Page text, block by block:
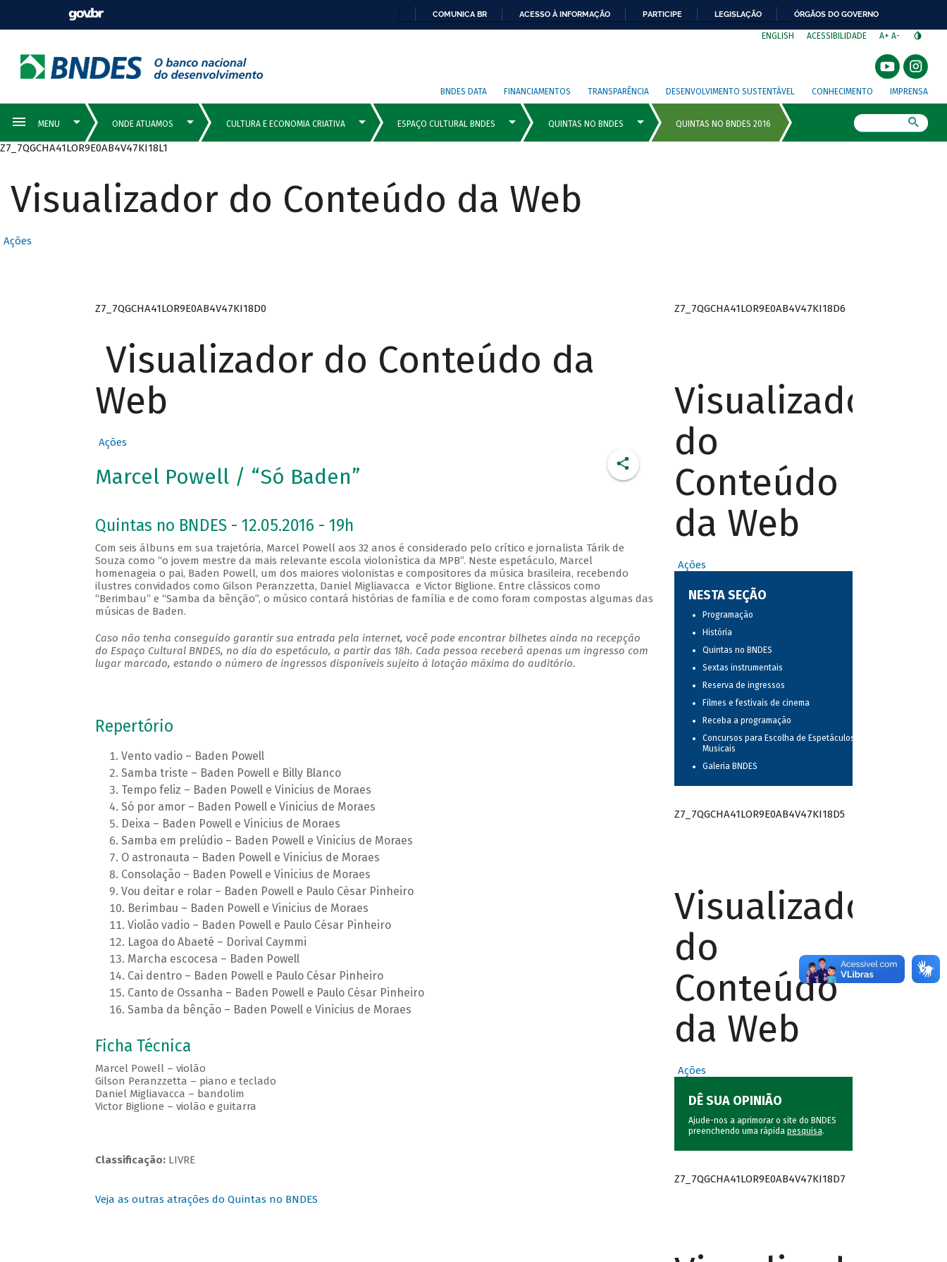
COMUNICA BR ACESSO À INFORMAÇÃO PARTICIPE LEGISLAÇÃO ÓRGÃOS DO GOVERNO
ENGLISH ACESSIBILIDADE A+ A-
BNDES DATA FINANCIAMENTOS TRANSPARÊNCIA DESENVOLVIMENTO SUSTENTÁVEL CONHECIMENTO IMPRENSA
Z7_7QGCHA41LOR9E0AB4V47KI18L1
Visualizador do Conteúdo da Web
Ações
Z7_7QGCHA41LOR9E0AB4V47KI18D0
Visualizador do Conteúdo da
Web
Ações
Marcel Powell / “Só Baden”
Quintas no BNDES - 12.05.2016 - 19h
Com seis álbuns em sua trajetória, Marcel Powell aos 32 anos é considerado pelo crítico e jornalista Tárik de
Souza como “o jovem mestre da mais relevante escola violonística da MPB”. Neste espetáculo, Marcel
homenageia o pai, Baden Powell, um dos maiores violonistas e compositores da música brasileira, recebendo
ilustres convidados como Gilson Peranzzetta, Daniel Migliavacca e Victor Biglione. Entre clássicos como
“Berimbau” e “Samba da bênção”, o músico contará histórias de família e de como foram compostas algumas das
músicas de Baden.
Caso não tenha conseguido garantir sua entrada pela internet, você pode encontrar bilhetes ainda na recepção
do Espaço Cultural BNDES, no dia do espetáculo, a partir das 18h. Cada pessoa receberá apenas um ingresso com
lugar marcado, estando o número de ingressos disponíveis sujeito à lotação máxima do auditório.
Repertório
Vento vadio – Baden Powell
Samba triste – Baden Powell e Billy Blanco
Tempo feliz – Baden Powell e Vinicius de Moraes
Só por amor – Baden Powell e Vinicius de Moraes
Deixa – Baden Powell e Vinicius de Moraes
Samba em prelúdio – Baden Powell e Vinicius de Moraes
O astronauta – Baden Powell e Vinicius de Moraes
Consolação – Baden Powell e Vinicius de Moraes
Vou deitar e rolar – Baden Powell e Paulo César Pinheiro
Berimbau – Baden Powell e Vinicius de Moraes
Violão vadio – Baden Powell e Paulo César Pinheiro
Lagoa do Abaeté – Dorival Caymmi
Marcha escocesa – Baden Powell
Cai dentro – Baden Powell e Paulo César Pinheiro
Canto de Ossanha – Baden Powell e Paulo César Pinheiro
Samba da bênção – Baden Powell e Vinicius de Moraes
Ficha Técnica
Marcel Powell – violão
Gilson Peranzzetta – piano e teclado
Daniel Migliavacca – bandolim
Victor Biglione – violão e guitarra
Classificação: LIVRE
Veja as outras atrações do Quintas no BNDES
Z7_7QGCHA41LOR9E0AB4V47KI18D6
Visualizador
do
Conteúdo
da Web
Ações
NESTA SEÇÃO
Programação
História
Quintas no BNDES
Sextas instrumentais
Reserva de ingressos
Filmes e festivais de cinema
Receba a programação
Concursos para Escolha de Espetáculos
Musicais
Galeria BNDES
Z7_7QGCHA41LOR9E0AB4V47KI18D5
Visualizador
do
Conteúdo
da Web
Ações
DÊ SUA OPINIÃO
Ajude-nos a aprimorar o site do BNDES
preenchendo uma rápida pesquisa.
Z7_7QGCHA41LOR9E0AB4V47KI18D7